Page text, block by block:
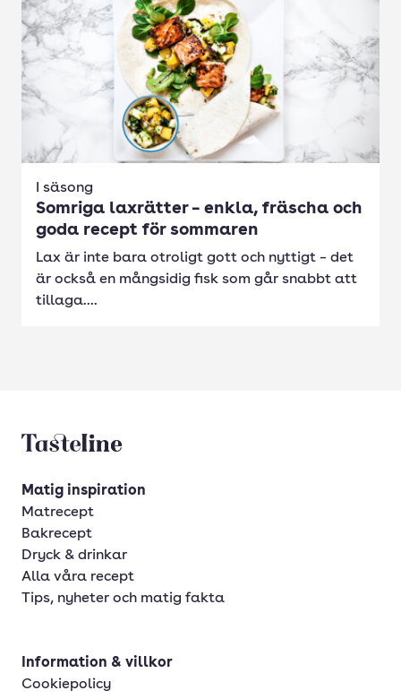
I säsong
Somriga laxrätter – enkla, fräscha och
goda recept för sommaren
Lax är inte bara otroligt gott och nyttigt – det
är också en mångsidig fisk som går snabbt att
tillaga....
Tasteline startsida
Matig inspiration
Matrecept
Bakrecept
Dryck & drinkar
Alla våra recept
Tips, nyheter och matig fakta
Information & villkor
Cookiepolicy